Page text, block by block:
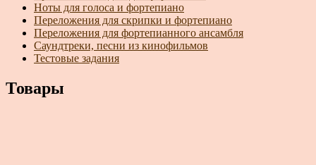
Ноты для голоса и фортепиано
Переложения для скрипки и фортепиано
Переложения для фортепианного ансамбля
Саундтреки, песни из кинофильмов
Тестовые задания
Товары